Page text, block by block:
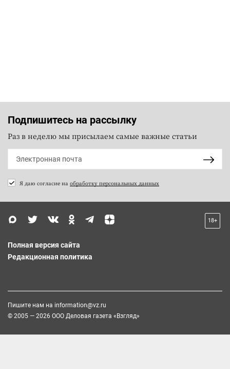
Подпишитесь на рассылку
Раз в неделю мы присылаем самые важные статьи
Я даю согласие на обработку персональных данных
18+
Полная версия сайта
Редакционная политика
Пишите нам на information@vz.ru
© 2005 — 2026 ООО Деловая газета «Взгляд»